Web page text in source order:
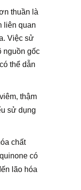
thuần là
liên quan
Việc sử
nguồn gốc
thể dẫn
thậm
sử dụng
chất
có
lão hóa